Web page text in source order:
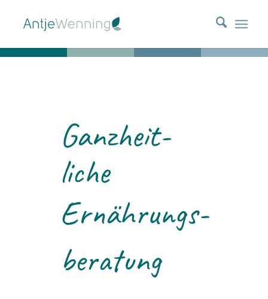
Ganz­heit­
liche
Ernäh­rungs­
be­ra­tung